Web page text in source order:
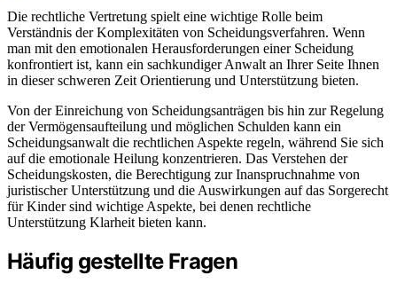
Die rechtliche Vertretung spielt eine wichtige Rolle beim
Verständnis der Komplexitäten von Scheidungsverfahren. Wenn
man mit den emotionalen Herausforderungen einer Scheidung
konfrontiert ist, kann ein sachkundiger Anwalt an Ihrer Seite Ihnen
in dieser schweren Zeit Orientierung und Unterstützung bieten.
Von der Einreichung von Scheidungsanträgen bis hin zur Regelung
der Vermögensaufteilung und möglichen Schulden kann ein
Scheidungsanwalt die rechtlichen Aspekte regeln, während Sie sich
auf die emotionale Heilung konzentrieren. Das Verstehen der
Scheidungskosten, die Berechtigung zur Inanspruchnahme von
juristischer Unterstützung und die Auswirkungen auf das Sorgerecht
für Kinder sind wichtige Aspekte, bei denen rechtliche
Unterstützung Klarheit bieten kann.
Häufig gestellte Fragen